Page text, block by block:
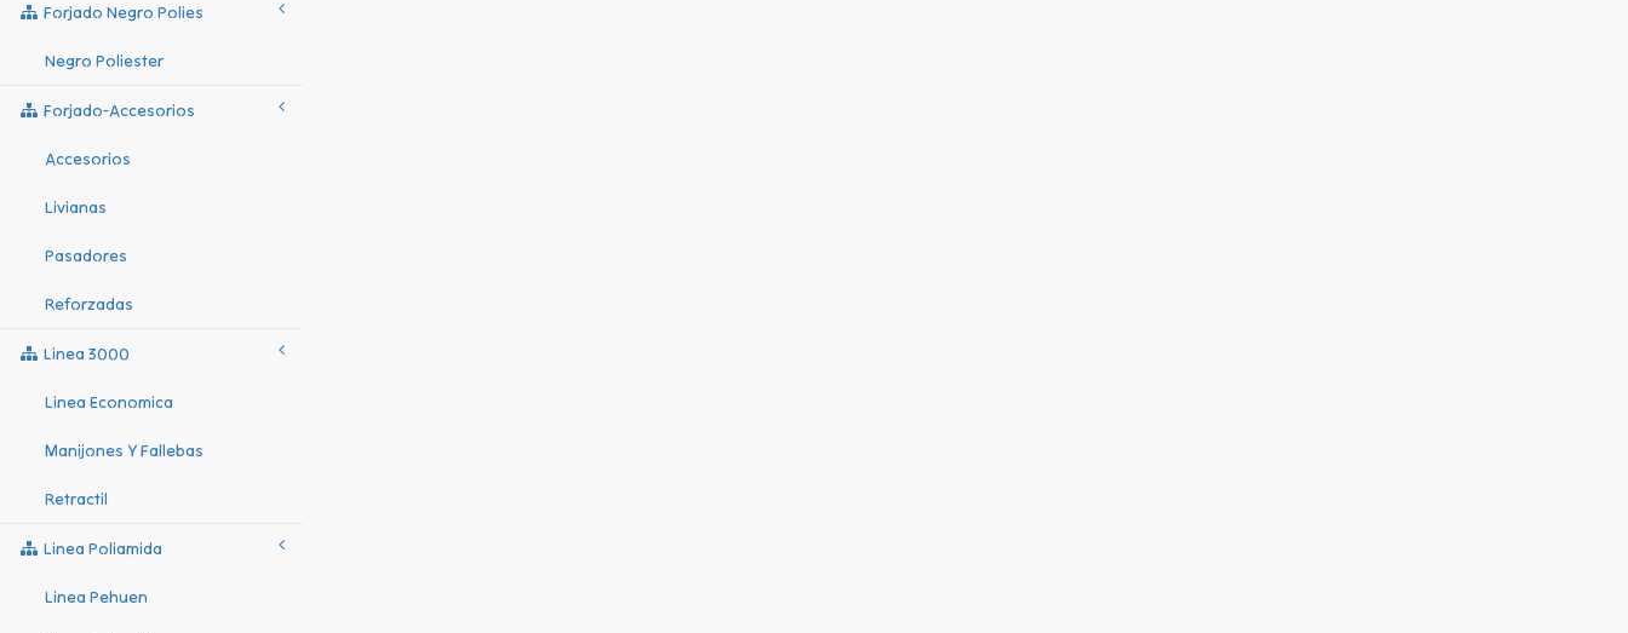
Forjado Negro Polies
Negro Poliester
Forjado-Accesorios
Accesorios
Livianas
Pasadores
Reforzadas
Linea 3000
Linea Economica
Manijones Y Fallebas
Retractil
Linea Poliamida
Linea Pehuen